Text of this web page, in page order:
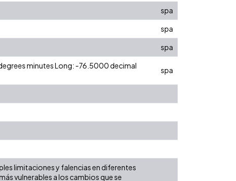
spa
spa
spa
minutes Long: -76.5000 decimal
spa
limitaciones y falencias en diferentes
vulnerables a los cambios que se